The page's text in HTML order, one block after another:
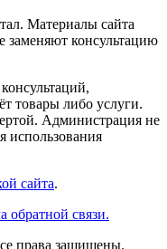
Материалы сайта
заменяют консультацию
товары либо услуги.
Администрация не
использования
сайта.
обратной связи.
права защищены.